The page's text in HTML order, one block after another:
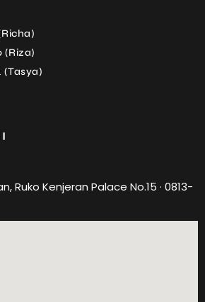
(Riza)
(Tasya)
Ruko Kenjeran Palace No.15 · 0813-